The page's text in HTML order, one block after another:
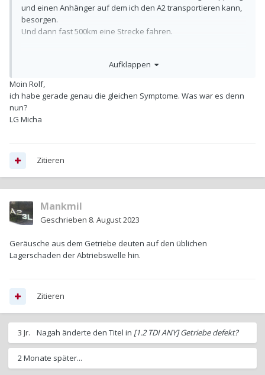
und einen Anhänger auf dem ich den A2 transportieren kann,
besorgen.
Und dann fast 500km eine Strecke fahren.
gefahren bin, hat das Getriebe, wenn man vom Gas runter ist
laut gesurrt, wie das Geräusch von der Motorbremse nur
lauter.
Wenn ich auf Automatik geschaltet habe wollte er nicht richtig
schalten, per Hand hat's funktioniert.
Aufklappen
Moin Rolf,
ich habe gerade genau die gleichen Symptome. Was war es denn
nun?
LG Micha
Zitieren
Mankmil
Geschrieben 8. August 2023
Geräusche aus dem Getriebe deuten auf den üblichen
Lagerschaden der Abtriebswelle hin.
Zitieren
3 Jr. Nagah änderte den Titel in [1.2 TDI ANY] Getriebe defekt?
2 Monate später...